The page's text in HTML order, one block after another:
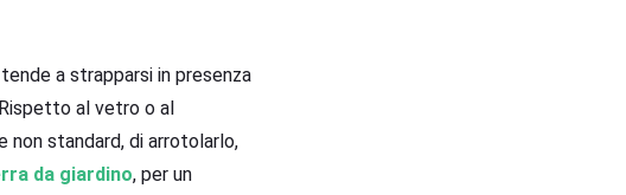
a strapparsi in presenza
al vetro o al
standard, di arrotolarlo,
da giardino, per un